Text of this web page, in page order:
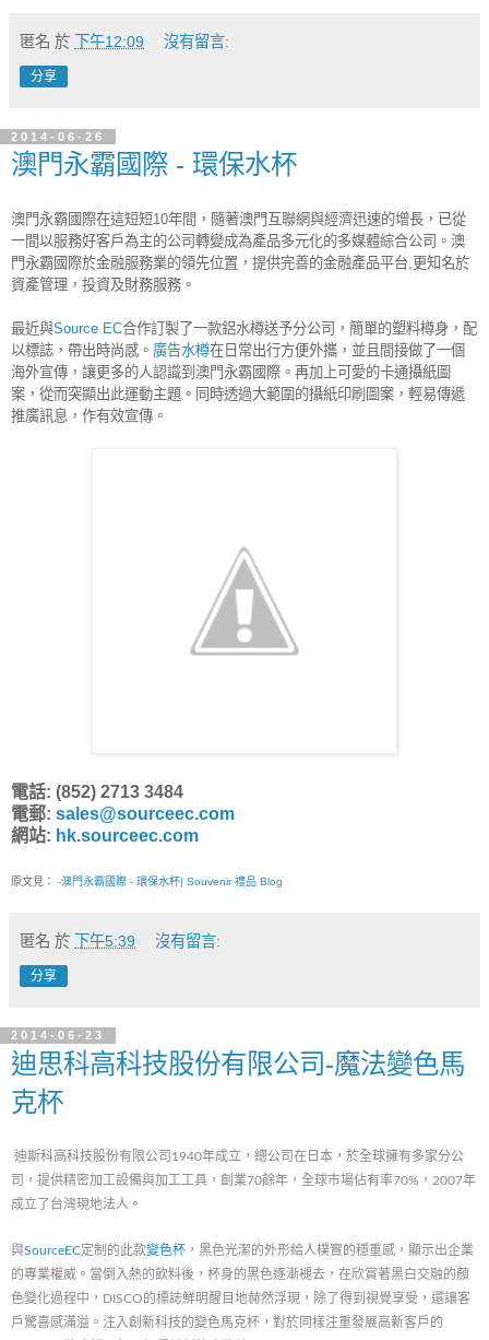
匿名 於 下午12:09 沒有留言:
分享
2014-06-26
澳門永霸國際 - 環保水杯
澳門永霸國際在這短短10年間，隨著澳門互聯網與經濟迅速的增長，已從
一間以服務好客戶為主的公司轉變成為產品多元化的多媒體綜合公司。澳
門永霸國際於金融服務業的領先位置，提供完善的金融產品平台,更知名於
資產管理，投資及財務服務。
最近與Source EC合作訂製了一款鋁水樽送予分公司，簡單的塑料樽身，配
以標誌，帶出時尚感。 廣告水樽在日常出行方便外攜，並且間接做了一個
海外宣傳，讓更多的人認識到澳門永霸國際。再加上可愛的卡通攝紙圖
案，從而突顯出此運動主題。同時透過大範圍的攝紙印刷圖案，輕易傳遞
推廣訊息，作有效宣傳。
電話: (852) 2713 3484
電郵: sales@sourceec.com
網站: hk.sourceec.com
原文見： -澳門永霸國際 - 環保水杯| Souvenir 禮品 Blog
匿名 於 下午5:39 沒有留言:
分享
2014-06-23
迪思科高科技股份有限公司-魔法變色馬
克杯
迪斯科高科技股份有限公司1940年成立，總公司在日本，於全球擁有多家分公
司，提供精密加工設備與加工工具，創業70餘年，全球市場佔有率70%，2007年
成立了台灣現地法人。
與SourceEC定制的此款變色杯 ，黑色光潔的外形給人樸實的穩重感，顯示出企業
的專業權威。當倒入熱的飲料後，杯身的黑色逐漸褪去，在欣賞著黑白交融的顏
色變化過程中，DISCO的標誌鮮明醒目地赫然浮現，除了得到視覺享受，還讓客
戶驚喜感滿溢。注入創新科技的變色馬克杯，對於同樣注重發展高新客戶的